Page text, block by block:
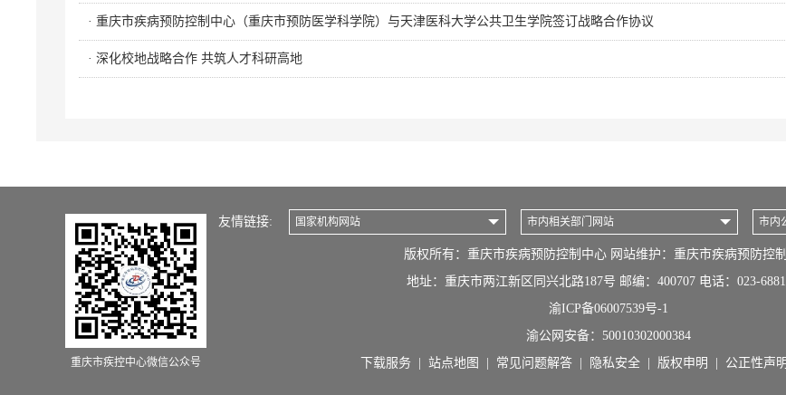
· 重庆市疾病预防控制中心（重庆市预防医学科学院）与天津医科大学公共卫生学院签订战略合作协议
· 深化校地战略合作 共筑人才科研高地
友情链接: 国家机构网站 市内相关部门网站 市内
重庆市疾控中心微信公众号
版权所有：重庆市疾病预防控制中心 网站维护：重庆市疾病预防控
地址：重庆市两江新区同兴北路187号 邮编：400707 电话：023-
渝ICP备06007539号-1
渝公网安备： 50010302000384
下载服务
站点地图 常见问题解答 隐私安全 版权申明 公正性声明